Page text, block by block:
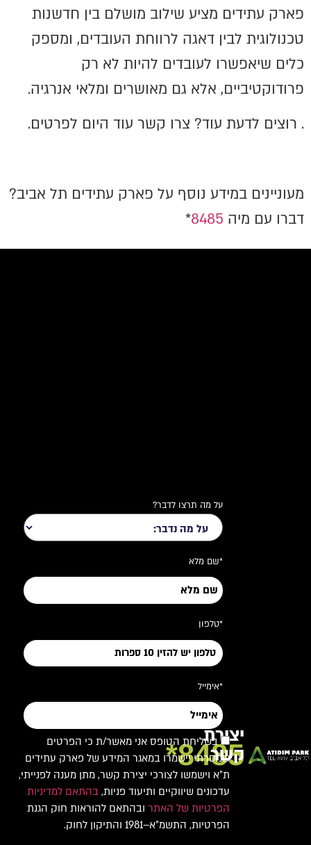
פארק עתידים מציע שילוב מושלם בין חדשנות
טכנולוגית לבין דאגה לרווחת העובדים, ומספק
כלים שיאפשרו לעובדים להיות לא רק
פרודוקטיביים, אלא גם מאושרים ומלאי אנרגיה.
. רוצים לדעת עוד? צרו קשר עוד היום לפרטים.
מעוניינים במידע נוסף על פארק עתידים תל אביב?
דברו עם מיה 8485
*
8485*
יצירת
קשר
על מה תרצו לדבר?
*שם מלא
*טלפון
*אימייל
בשליחת הטופס אני מאשר/ת כי הפרטים
שמסרתי יישמרו במאגר המידע של פארק עתידים
ת"א וישמשו לצורכי יצירת קשר, מתן מענה לפנייתי,
עדכונים שיווקיים ותיעוד פניות, בהתאם למדיניות
הפרטיות של האתרובהתאם להוראות חוק הגנת
הפרטיות, התשמ"א–1981 והתיקון לחוק.